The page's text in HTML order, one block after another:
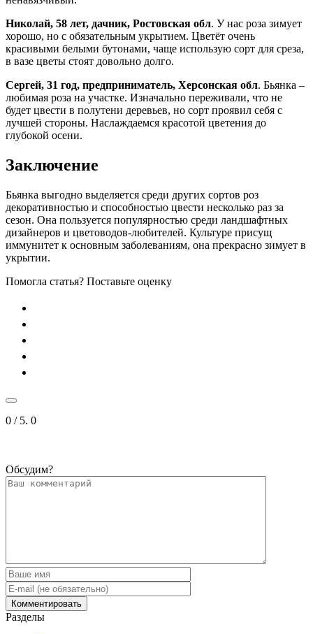
Николай, 58 лет, дачник, Ростовская обл. У нас роза зимует
хорошо, но с обязательным укрытием. Цветёт очень
красивыми белыми бутонами, чаще использую сорт для среза,
в вазе цветы стоят довольно долго.
Сергей, 31 год, предприниматель, Херсонская обл. Бьянка –
любимая роза на участке. Изначально переживали, что не
будет цвести в полутени деревьев, но сорт проявил себя с
лучшей стороны. Наслаждаемся красотой цветения до
глубокой осени.
Заключение
Бьянка выгодно выделяется среди других сортов роз
декоративностью и способностью цвести несколько раз за
сезон. Она пользуется популярностью среди ландшафтных
дизайнеров и цветоводов-любителей. Культуре присущ
иммунитет к основным заболеваниям, она прекрасно зимует в
укрытии.
Помогла статья? Поставьте оценку
0 / 5. 0
Обсудим?
Разделы